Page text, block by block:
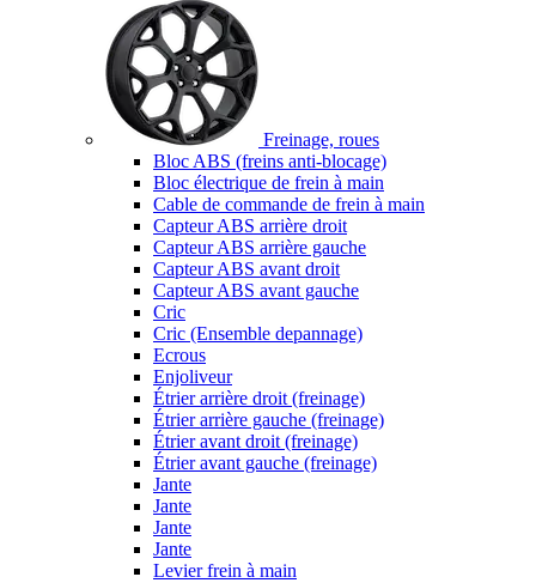
Freinage, roues
Bloc ABS (freins anti-blocage)
Bloc électrique de frein à main
Cable de commande de frein à main
Capteur ABS arrière droit
Capteur ABS arrière gauche
Capteur ABS avant droit
Capteur ABS avant gauche
Cric
Cric (Ensemble depannage)
Ecrous
Enjoliveur
Étrier arrière droit (freinage)
Étrier arrière gauche (freinage)
Étrier avant droit (freinage)
Étrier avant gauche (freinage)
Jante
Jante
Jante
Jante
Levier frein à main